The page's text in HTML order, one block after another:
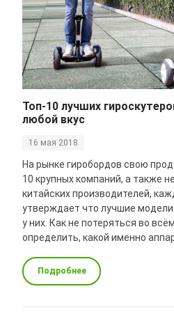
Топ-10 лучших
любой вкус
16 мая 2018
На рынке гиробордов свою
10 крупных компаний, а также
китайских производителей,
утверждает что лучшие
у них. Как не потеряться во
определить, какой именно
Подробнее